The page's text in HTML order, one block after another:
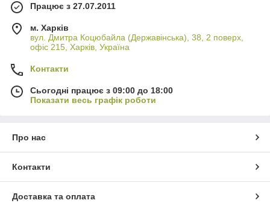
Працює з 27.07.2011
м. Харків
вул. Дмитра Коцюбайла (Державінська), 38, 2 поверх,
офіс 215, Харків, Україна
Контакти
Сьогодні працює з 09:00 до 18:00
Показати весь графік роботи
Про нас
Контакти
Доставка та оплата